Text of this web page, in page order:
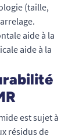
(taille,
aide à la
aide à la
est sujet à
résidus de